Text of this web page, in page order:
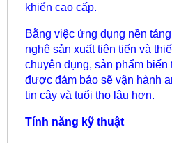
khiển cao cấp.
Bằng việc ứng dụng nền
nghệ sản xuất tiên tiến và
chuyên dụng, sản phẩm
được đảm bảo sẽ vận hành
tin cậy và tuổi thọ lâu hơn.
Tính năng kỹ thuật